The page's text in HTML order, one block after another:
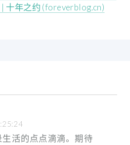
十年之约 (foreverblog.cn)
活的点点滴滴。期待